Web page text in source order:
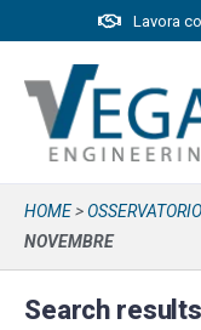
Lavora
HOME>
NOVEMBRE
Search